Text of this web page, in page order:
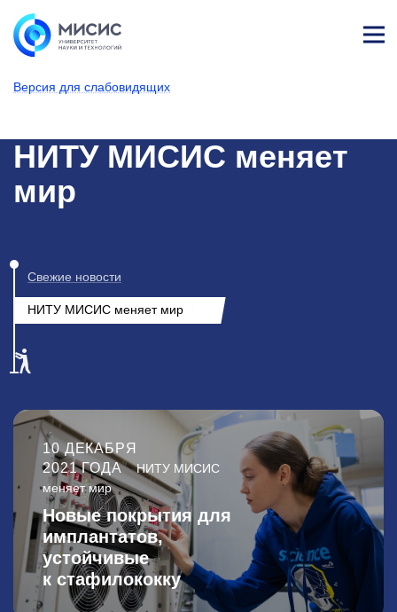
Версия для слабовидящих
т
НИТУ МИСИС меняет
мир
Свежие новости
НИТУ МИСИС меняет мир
10 ДЕКАБРЯ
2021 ГОДА
НИТУ МИСИС
меняет мир
Новые покрытия для
имплантатов,
устойчивые
к стафилококку